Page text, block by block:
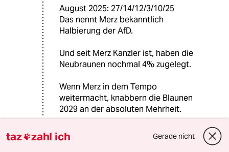
August 2025: 27/14/12/3/10/25
Das nennt Merz bekanntlich
Halbierung der AfD.
Und seit Merz Kanzler ist, haben die
Neubraunen nochmal 4% zugelegt.
Wenn Merz in dem Tempo
weitermacht, knabbern die Blaunen
2029 an der absoluten Mehrheit.
taz zahl ich Gerade nicht